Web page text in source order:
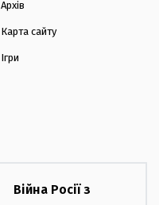
Архів
Карта сайту
Ігри
Війна Росії з